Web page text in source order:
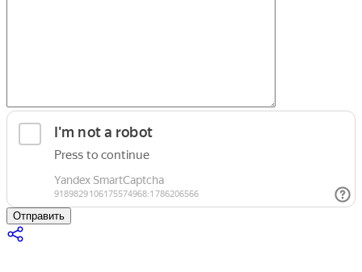
Отправить